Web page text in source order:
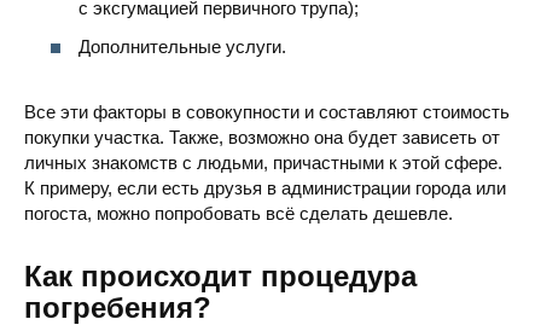
Еврейское Кладбище
с эксгумацией первичного трупа);
Дополнительные услуги.
Все эти факторы в совокупности и составляют стоимость
покупки участка. Также, возможно она будет зависеть от
личных знакомств с людьми, причастными к этой сфере.
К примеру, если есть друзья в администрации города или
погоста, можно попробовать всё сделать дешевле.
Как происходит процедура
погребения?